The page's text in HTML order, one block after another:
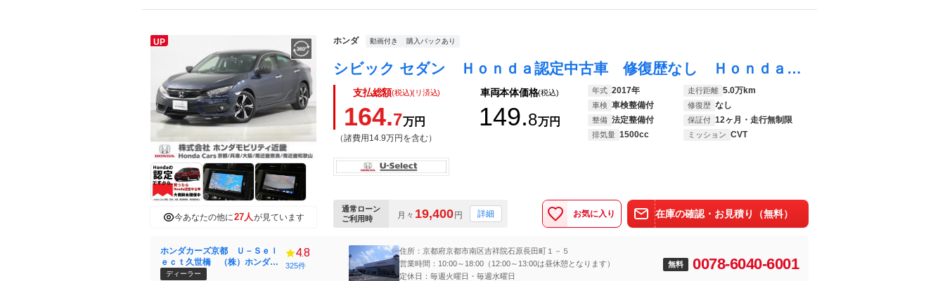
UP
今あなたの他に27人が見ています
ホンダ 動画付き 購入パックあり
シビック セダン Ｈｏｎｄａ認定中古車 修復歴なし Ｈｏｎｄａ販売店全国保証１年 ワンオーナー 禁煙車 ７インチナビ バックカメラ ＥＴＣ 前後ドラレコ アダプティブクルーズコントロール シートヒーター 衝突軽減装置
支払総額(税込)(リ済込)
164.7万円
（諸費用14.9万円を含む）
車両本体価格(税込)
149.8万円
年式 2017年 走行距離 5.0万km
車検 車検整備付 修復歴 なし
整備 法定整備付 保証付 12ヶ月・走行無制限
排気量 1500cc ミッション CVT
通常ローン
ご利用時
月々 19,400円 詳細 お気に入り 在庫の確認・お見積り（無料）
ホンダカーズ京都 Ｕ－Ｓｅｌ
ｅｃｔ久世橋 （株）ホンダモ
ビリティ近畿
ディーラー
4.8
325件
住所：京都府京都市南区吉祥院石原長田町１－５
営業時間：10:00～18:00（12:00～13:00は昼休憩となります）
定休日：毎週火曜日・毎週水曜日
無料 0078-6040-6001